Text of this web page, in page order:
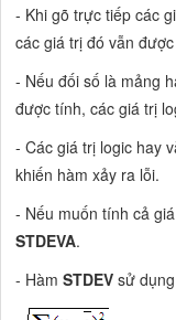
- Khi gõ trực tiếp các
các giá trị đó vẫn
- Nếu đối số là mảng
được tính, các giá trị
- Các giá trị logic hay
khiến hàm xảy ra lỗi.
- Nếu muốn tính cả
STDEVA.
- HàmSTDEV sử